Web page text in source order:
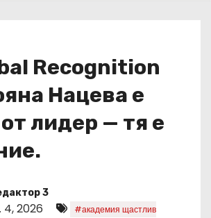
Recognition
Нацева е
лидер — тя е
3
4, 2026
#академия щастлив